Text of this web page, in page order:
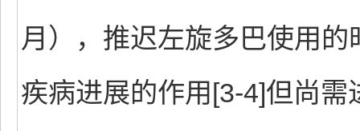
月），推迟左旋多巴使用
疾病进展的作用[3-4]但尚